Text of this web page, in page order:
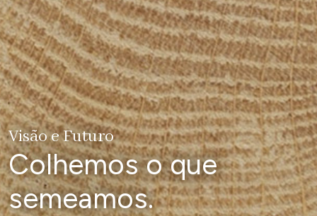
Visão e Futuro
Colhemos o que
semeamos.